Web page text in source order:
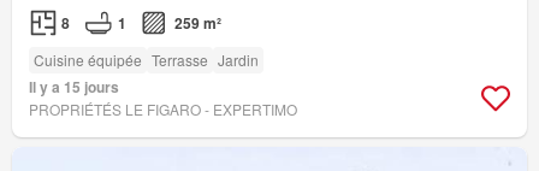
8 1 259 m²
Cuisine équipée Terrasse Jardin
Il y a 15 jours
PROPRIÉTÉS LE FIGARO - EXPERTIMO